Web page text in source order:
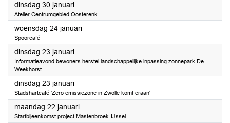
dinsdag 30 januari2024
Atelier Centrumgebied Oosterenk
woensdag 24 januari2024
Spoorcafé
dinsdag 23 januari2024
Informatieavond bewoners herstel landschappelijke inpassing zonnepark De
Weekhorst
dinsdag 23 januari2024
Stadshartcafé 'Zero emissiezone in Zwolle komt eraan'
maandag 22 januari2024
Startbijeenkomst project Mastenbroek-IJssel